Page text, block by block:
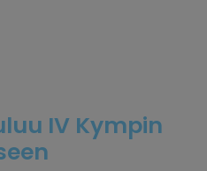
IV Kympin